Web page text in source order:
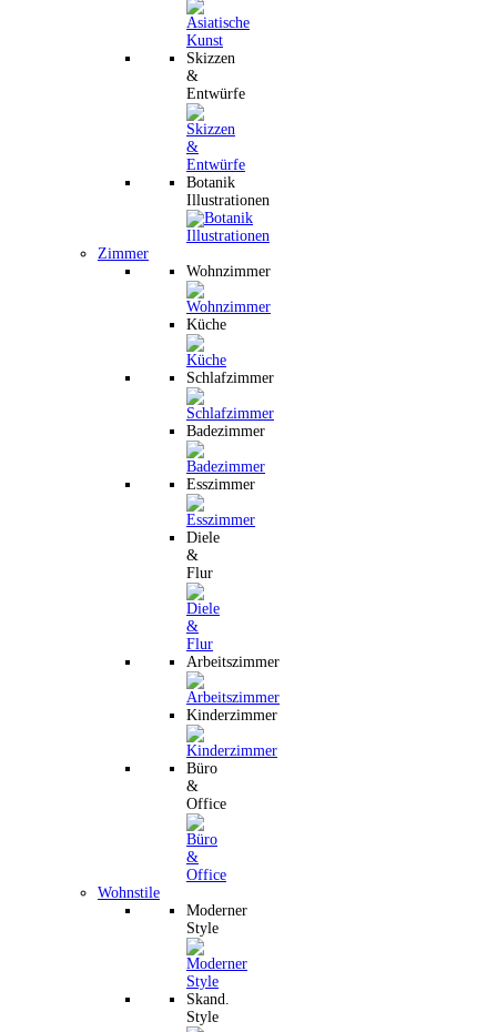
Skizzen
&
Entwürfe
Botanik
Illustrationen
Zimmer
Wohnzimmer
Küche
Schlafzimmer
Badezimmer
Esszimmer
Diele
&
Flur
Arbeitszimmer
Kinderzimmer
Büro
&
Office
Wohnstile
Moderner
Style
Skand.
Style